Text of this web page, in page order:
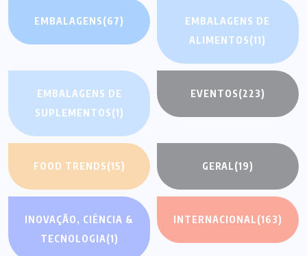
EMBALAGENS(67)
EMBALAGENS DE
ALIMENTOS(11)
EMBALAGENS DE
SUPLEMENTOS(1)
EVENTOS(223)
FOOD TRENDS(15) GERAL(19)
INOVAÇÃO, CIÊNCIA &
TECNOLOGIA(1)
INTERNACIONAL(163)